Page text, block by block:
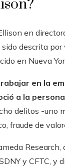
en
descrita
en Nueva
en la
a la
delitos -uno
fraude de
y CFTC,